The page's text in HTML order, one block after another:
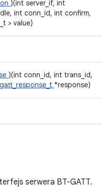
)(int server_if, int
int conn_id, int confirm,
> value)
)(int conn_id, int trans_id,
*response)
serwera BT-GATT.